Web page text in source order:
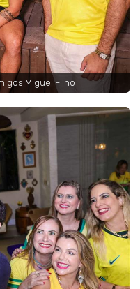
Miguel Filho